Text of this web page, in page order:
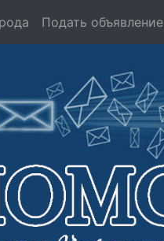
Подать объявление